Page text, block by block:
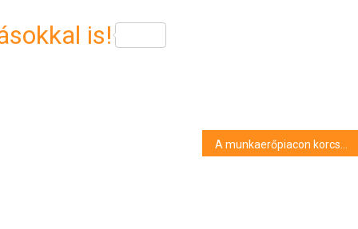
is!
A munkaerőpiacon korcsoporttól függetlenül a fizetés a legfontosabb szempont egy állás megítélésénél